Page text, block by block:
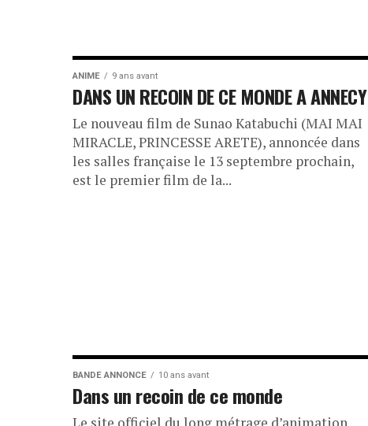
ANIME 9 ans avant
DANS UN RECOIN DE CE MONDE A ANNECY
Le nouveau film de Sunao Katabuchi (MAI MAI
MIRACLE, PRINCESSE ARETE), annoncée dans
les salles française le 13 septembre prochain,
est le premier film de la...
BANDE ANNONCE 10 ans avant
Dans un recoin de ce monde